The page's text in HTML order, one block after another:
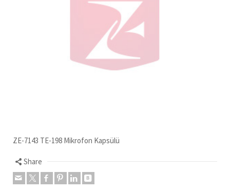
ZE-7143 TE-198 Mikrofon Kapsülü
Share